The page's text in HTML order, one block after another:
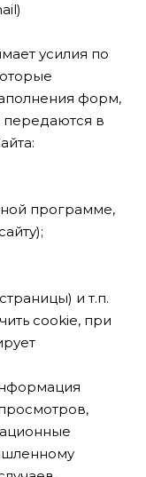
усилия по
форм,
передаются в
программе,
и т.п.
cookie, при